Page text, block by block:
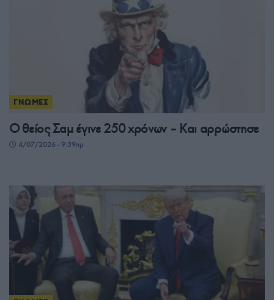
ΓΝΩΜΕΣ
Ο θείος Σαμ έγινε 250 χρόνων – Και αρρώστησε
4/07/2026 - 9:39πμ